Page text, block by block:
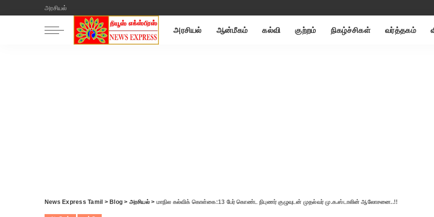
அரசியல்
அரசியல் ஆன்மீகம் கல்வி குற்றம் நிகழ்ச்சிகள் வர்த்தகம்
News Express Tamil > Blog > அரசியல்> மாநில கல்விக் கொள்கை:13 பேர் கொண்ட நிபுணர் குழுவுடன் முதல்வர் மு.க.ஸ்டாலின் ஆலோசனை..!!